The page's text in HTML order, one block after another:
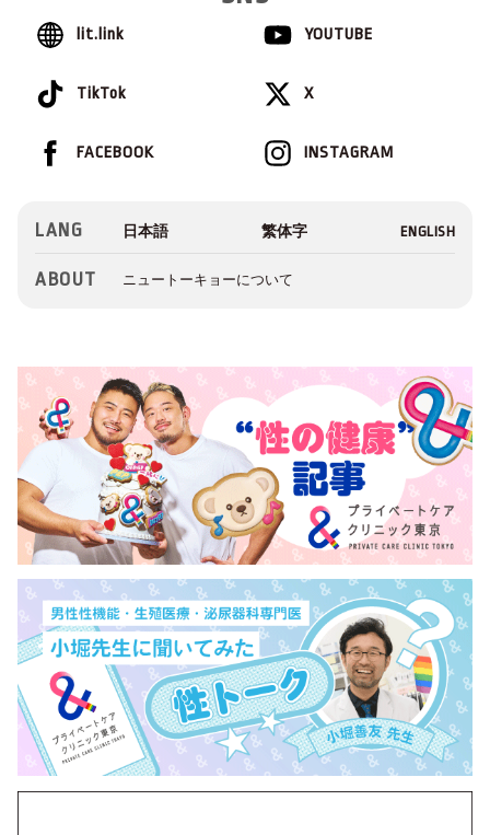
lit.link YOUTUBE
TikTok X
INSTAGRAM
FACEBOOK
LANG
ABOUT ニュートーキョーについて